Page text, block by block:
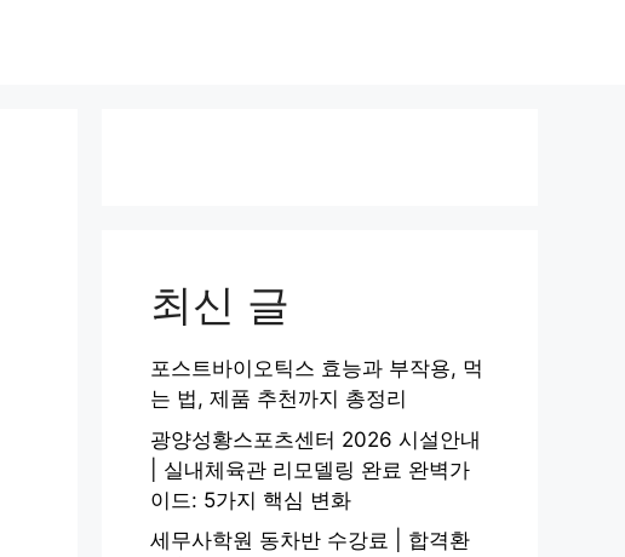
최신 글
포스트바이오틱스 효능과 부작용, 먹
는 법, 제품 추천까지 총정리
광양성황스포츠센터 2026 시설안내
| 실내체육관 리모델링 완료 완벽가
이드: 5가지 핵심 변화
세무사학원 동차반 수강료 | 합격환